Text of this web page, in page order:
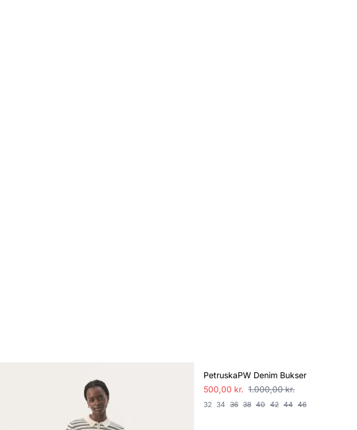
PetruskaPW Denim Bukser
500,00 kr. 1.000,00 kr.
32 34 36 38 40 42 44 46